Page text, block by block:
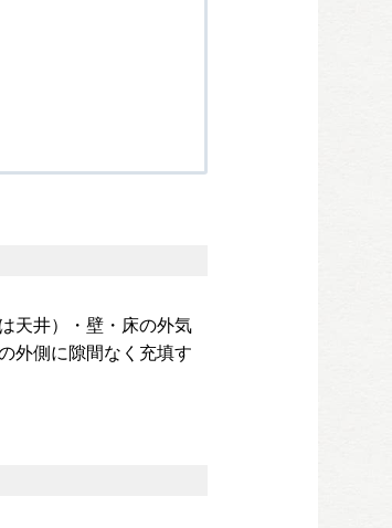
天井）・壁・床の外気
外側に隙間なく充填す